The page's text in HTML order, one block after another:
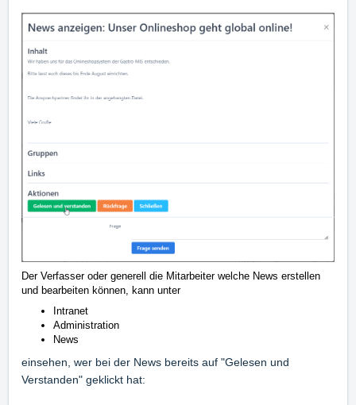
Der Verfasser oder generell die Mitarbeiter welche News erstellen
und bearbeiten können, kann unter
Intranet
Administration
News
einsehen, wer bei der News bereits auf "Gelesen und
Verstanden" geklickt hat: